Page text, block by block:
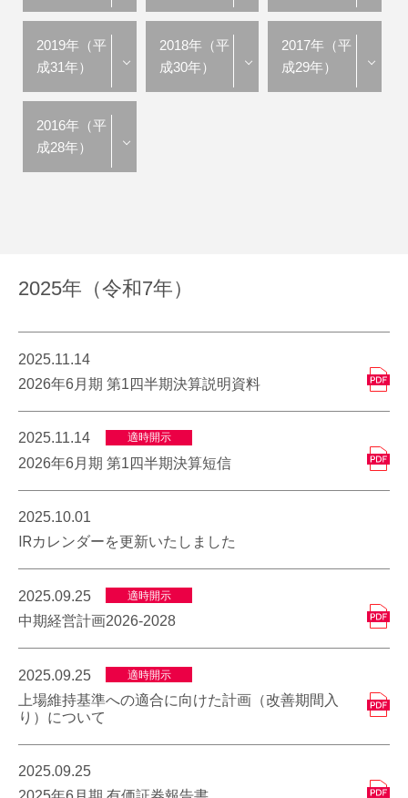
2019年（平
成31年）
2018年（平
成30年）
2017年（平
成29年）
2016年（平
成28年）
2025年（令和7年）
2025.11.14
2026年6月期 第1四半期決算説明資料
2025.11.14 適時開示
2026年6月期 第1四半期決算短信
2025.10.01
IRカレンダーを更新いたしました
2025.09.25 適時開示
中期経営計画2026-2028
2025.09.25 適時開示
上場維持基準への適合に向けた計画（改善期間入
り）について
2025.09.25